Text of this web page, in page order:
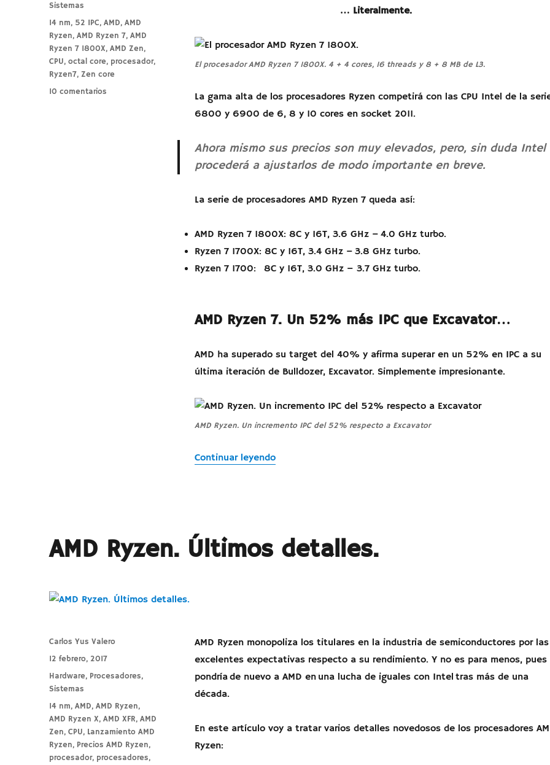
… Literalmente.
El procesador AMD Ryzen 7 1800X. 4 + 4 cores, 16 threads y 8 + 8 MB de L3.
La gama alta de los procesadores Ryzen competirá con las CPU Intel de la
6800 y 6900 de 6, 8 y 10 cores en socket 2011.
Ahora mismo sus precios son muy elevados, pero, sin duda Intel
procederá a ajustarlos de modo importante en breve.
La serie de procesadores AMD Ryzen 7 queda así:
AMD Ryzen 7 1800X: 8C y 16T, 3.6 GHz – 4.0 GHz turbo.
Ryzen 7 1700X: 8C y 16T, 3.4 GHz – 3.8 GHz turbo.
Ryzen 7 1700: 8C y 16T, 3.0 GHz – 3.7 GHz turbo.
AMD Ryzen 7. Un 52% más IPC que Excavator…
AMD ha superado su target del 40% y afirma superar en un 52% en IPC a su
última iteración de Bulldozer, Excavator. Simplemente impresionante.
AMD Ryzen. Un incremento IPC del 52% respecto a Excavator
Continuar leyendo«AMD Ryzen 7 – 8 cores 16 threads y 4 GHz»
Sistemas
Etiquetas
14 nm, 52 IPC,AMD,AMD
Ryzen,AMD Ryzen 7,AMD
Ryzen 7 1800X,AMD Zen,
CPU,octal core, procesador,
Ryzen7,Zen core
10 comentarios
AMD Ryzen. Últimos detalles.
AMD Ryzen monopoliza los titulares en la industria de semiconductores por las
excelentes expectativas respecto a su rendimiento. Y no es para menos, pues
pondría de nuevo a AMD en una lucha de iguales con Intel tras más de una
década.
En este artículo voy a tratar varios detalles novedosos de los procesadores
Ryzen:
Autor
Carlos Yus Valero
Publicado
el
12 febrero, 2017
Categorías
Hardware, Procesadores,
Sistemas
Etiquetas
14 nm,AMD,AMD Ryzen,
AMD Ryzen X,AMD XFR,AMD
Zen,CPU, Lanzamiento AMD
Ryzen, Precios AMD Ryzen,
procesador, procesadores,